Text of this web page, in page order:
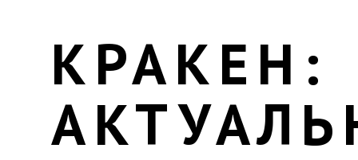
КРАКЕН: